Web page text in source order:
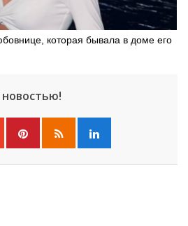
которая бывала в доме его